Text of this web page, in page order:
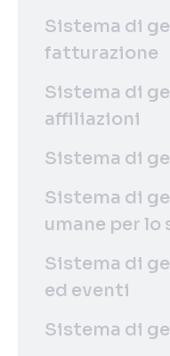
Sistema di
fatturazione
Sistema di
affiliazioni
Sistema di
Sistema di
umane per lo
Sistema di
ed eventi
Sistema di